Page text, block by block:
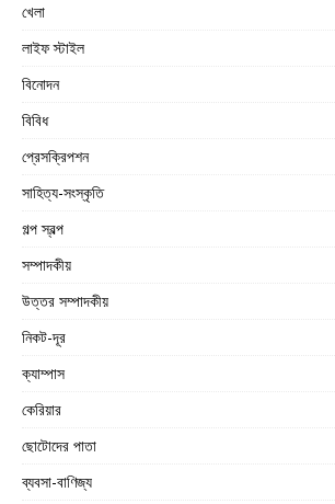
খেলা
লাইফ স্টাইল
বিনোদন
বিবিধ
প্রেসক্রিপশন
সাহিত্য-সংস্কৃতি
গল্প স্বল্প
সম্পাদকীয়
উত্তর সম্পাদকীয়
নিকট-দূর
ক্যাম্পাস
কেরিয়ার
ছোটোদের পাতা
ব্যবসা-বাণিজ্য